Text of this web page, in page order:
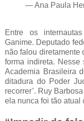
— Ana Paula
Entre os
Ganime. Deputado
não falou diretamente
forma indireta. Nesse
Academia Brasileira
ditadura do Poder
recorrer’. Ruy
ela nunca foi tão atual